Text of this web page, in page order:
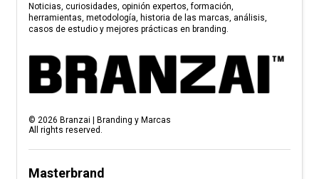
Noticias, curiosidades, opinión expertos, formación,
herramientas, metodología, historia de las marcas, análisis,
casos de estudio y mejores prácticas en branding.
© 2026 Branzai | Branding y Marcas
All rights reserved.
Masterbrand